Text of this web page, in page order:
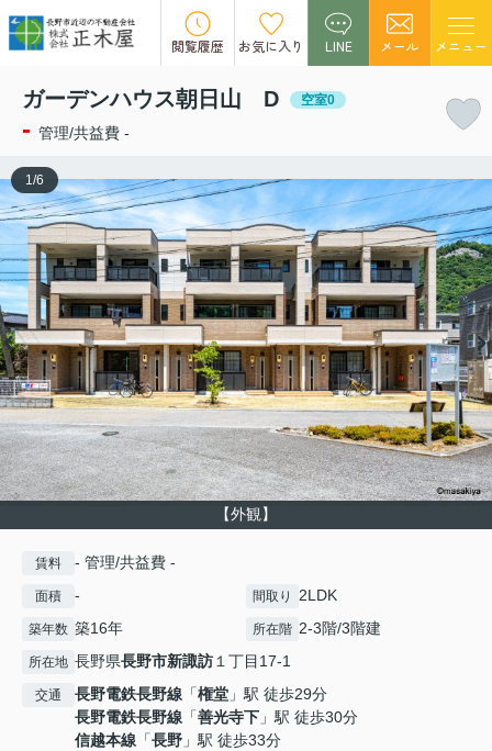
閲覧履歴 お気に入り LINE メール メニュー
この物件の募集は終了しました。
ガーデンハウス朝日山 D 空室0
- 管理/共益費 -
【外観】
1/6
賃料 - 管理/共益費 -
面積 - 間取り 2LDK
築年数 築16年 所在階 2-3階/3階建
所在地 長野県長野市新諏訪１丁目17-1
交通 長野電鉄長野線 「権堂 」駅 徒歩29分
長野電鉄長野線 「善光寺下 」駅 徒歩30分
信越本線 「長野 」駅 徒歩33分